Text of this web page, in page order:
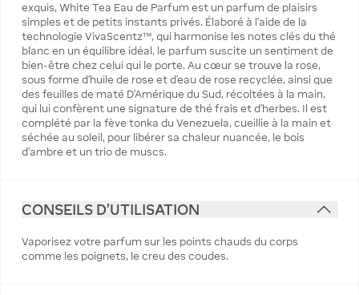
exquis, White Tea Eau de Parfum est un parfum de plaisirs
simples et de petits instants privés. Élaboré à l'aide de la
technologie VivaScentz™, qui harmonise les notes clés du thé
blanc en un équilibre idéal, le parfum suscite un sentiment de
bien-être chez celui qui le porte. Au cœur se trouve la rose,
sous forme d'huile de rose et d'eau de rose recyclée, ainsi que
des feuilles de maté D'Amérique du Sud, récoltées à la main,
qui lui confèrent une signature de thé frais et d'herbes. Il est
complété par la fève tonka du Venezuela, cueillie à la main et
séchée au soleil, pour libérer sa chaleur nuancée, le bois
d'ambre et un trio de muscs.
CONSEILS D'UTILISATION
Vaporisez votre parfum sur les points chauds du corps
comme les poignets, le creu des coudes.